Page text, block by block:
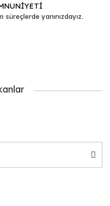
yanınızdayız.